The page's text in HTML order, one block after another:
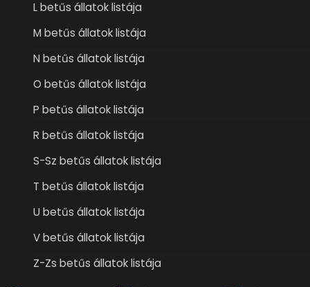
L betűs állatok listája
M betűs állatok listája
N betűs állatok listája
O betűs állatok listája
P betűs állatok listája
R betűs állatok listája
S-Sz betűs állatok listája
T betűs állatok listája
U betűs állatok listája
V betűs állatok listája
Z-Zs betűs állatok listája